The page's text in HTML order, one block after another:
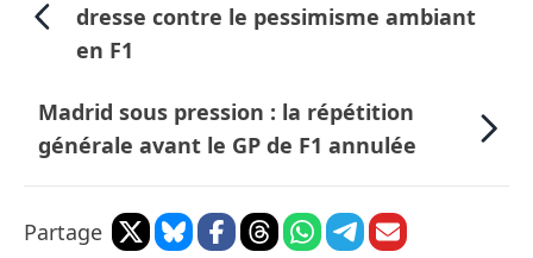
dresse contre le pessimisme ambiant
en F1
Madrid sous pression : la répétition
générale avant le GP de F1 annulée
Partage